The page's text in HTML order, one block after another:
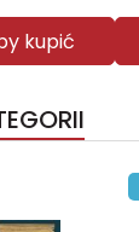
kupić